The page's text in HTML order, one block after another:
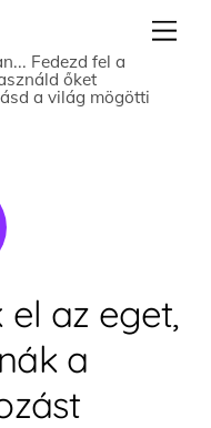
Fedezd fel a
őket
a világ mögötti
az eget,
a